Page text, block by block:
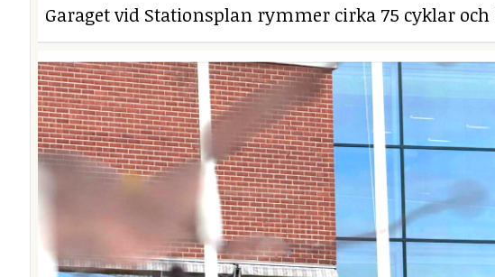
Garaget vid Stationsplan rymmer cirka 75 cyklar